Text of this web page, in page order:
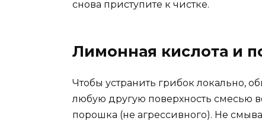
снова приступите к чистке.
Лимонная кислота и
Чтобы устранить грибок локально,
любую другую поверхность смесью
порошка (не агрессивного). Не